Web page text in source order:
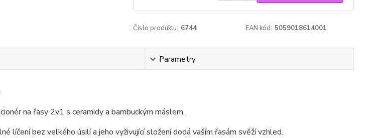
Číslo produktu: 6744 EAN kód: 5059018614001
Parametry
na řasy 2v1 s ceramidy a bambuckým máslem.
líčení bez velkého úsilí a jeho vyživující složení dodá vaším řasám svěží vzhled.